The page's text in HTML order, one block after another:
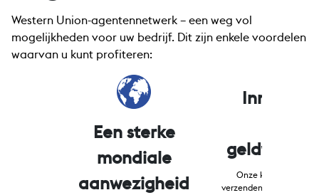
Western Union-agentennetwerk – een weg vol
mogelijkheden voor uw bedrijf. Dit zijn enkele voordelen
waarvan u kunt profiteren:
Een sterke
mondiale
aanwezigheid
Onze klanten
verzenden naar een